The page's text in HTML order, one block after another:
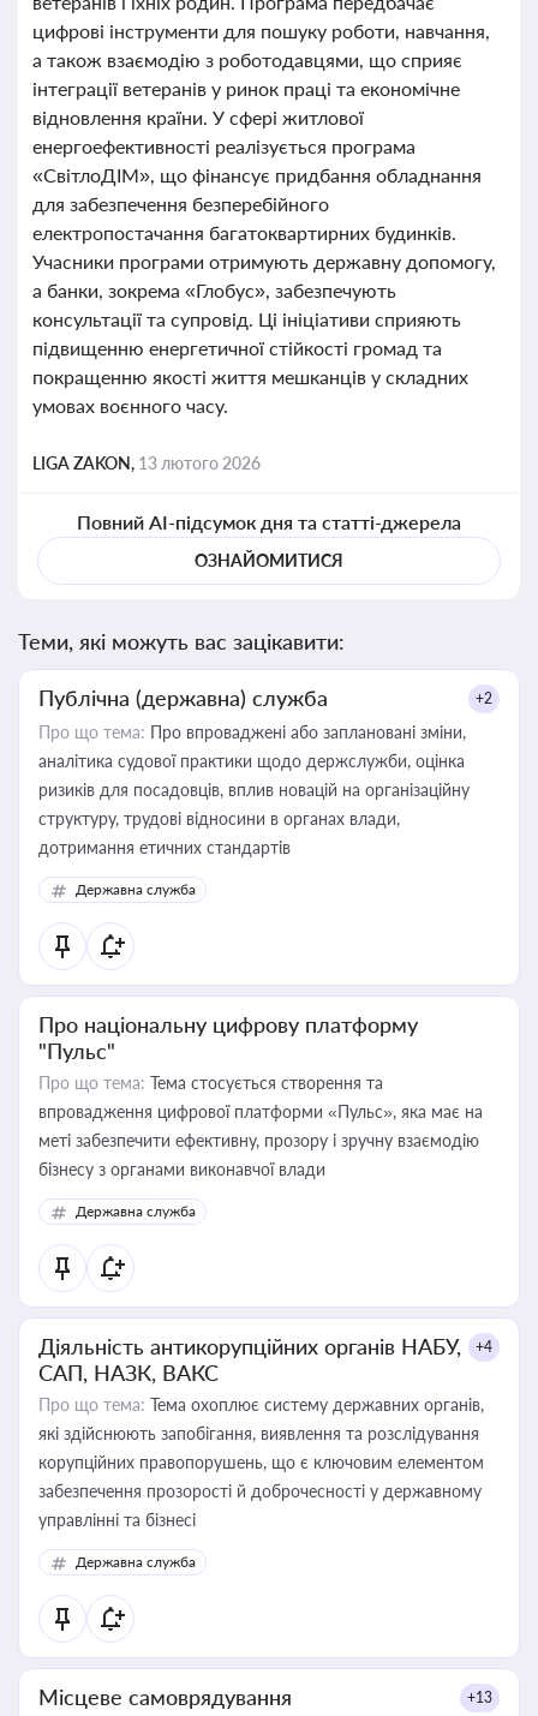
цифрові інструменти для пошуку роботи, навчання,
а також взаємодію з роботодавцями, що сприяє
інтеграції ветеранів у ринок праці та економічне
відновлення країни. У сфері житлової
енергоефективності реалізується програма
«СвітлоДІМ», що фінансує придбання обладнання
для забезпечення безперебійного
електропостачання багатоквартирних будинків.
Учасники програми отримують державну допомогу,
а банки, зокрема «Глобус», забезпечують
консультації та супровід. Ці ініціативи сприяють
підвищенню енергетичної стійкості громад та
покращенню якості життя мешканців у складних
умовах воєнного часу.
LIGA ZAKON, 13 лютого 2026
Повний AI-підсумок дня та статті-джерела
ОЗНАЙОМИТИСЯ
Теми, які можуть вас зацікавити:
Публічна (державна) служба +2
Про що тема: Про впроваджені або заплановані зміни,
аналітика судової практики щодо держслужби, оцінка
ризиків для посадовців, вплив новацій на організаційну
структуру, трудові відносини в органах влади,
дотримання етичних стандартів
Державна служба
Про національну цифрову платформу
"Пульс"
Про що тема: Тема стосується створення та
впровадження цифрової платформи «Пульс», яка має на
меті забезпечити ефективну, прозору і зручну взаємодію
бізнесу з органами виконавчої влади
Державна служба
Діяльність антикорупційних органів НАБУ,
САП, НАЗК, ВАКС
+4
Про що тема: Тема охоплює систему державних органів,
які здійснюють запобігання, виявлення та розслідування
корупційних правопорушень, що є ключовим елементом
забезпечення прозорості й доброчесності у державному
управлінні та бізнесі
Державна служба
Місцеве самоврядування +13